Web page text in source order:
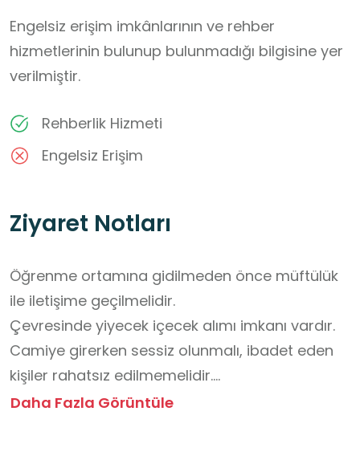
Engelsiz erişim imkânlarının ve rehber
hizmetlerinin bulunup bulunmadığı bilgisine yer
verilmiştir.
Rehberlik Hizmeti
Engelsiz Erişim
Ziyaret Notları
Öğrenme ortamına gidilmeden önce müftülük
ile iletişime geçilmelidir.
Çevresinde yiyecek içecek alımı imkanı vardır.
Camiye girerken sessiz olunmalı, ibadet eden
kişiler rahatsız edilmemelidir.
Camiye girerken ayakkabılar çıkarılmalı, uygun
Daha Fazla Görüntüle